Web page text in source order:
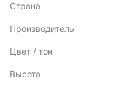
Страна
Производитель
Цвет / тон
Высота